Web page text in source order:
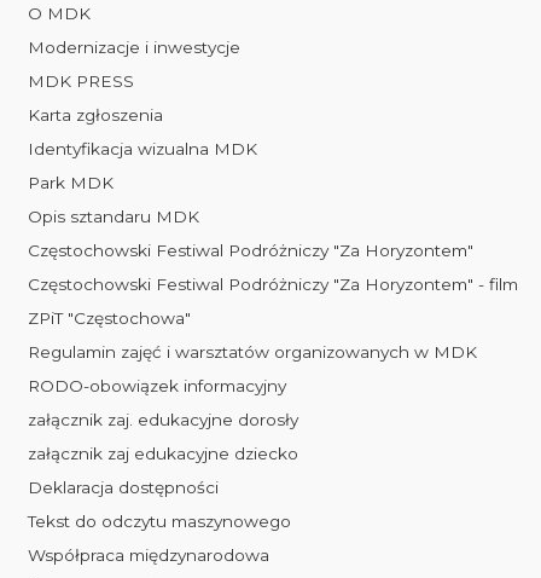
O MDK
Modernizacje i inwestycje
MDK PRESS
Karta zgłoszenia
Identyfikacja wizualna MDK
Park MDK
Opis sztandaru MDK
Częstochowski Festiwal Podróżniczy "Za Horyzontem"
Częstochowski Festiwal Podróżniczy "Za Horyzontem" - film
ZPiT "Częstochowa"
Regulamin zajęć i warsztatów organizowanych w MDK
RODO-obowiązek informacyjny
załącznik zaj. edukacyjne dorosły
załącznik zaj edukacyjne dziecko
Deklaracja dostępności
Tekst do odczytu maszynowego
Współpraca międzynarodowa